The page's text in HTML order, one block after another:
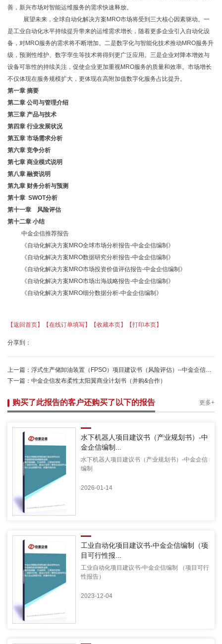
善，新兴市场对智能运维服务的需求快速释放。
展望未来，全球自动化解决方案 MRO市场将受到三大核心因素驱动。一
是工业自动化水平持续提升带来的运维需求增长，随着更多企业引入自动化设
备，对MRO服务的需求将不断增加。二是数字化与智能化技术推动MRO服务升
级，预测性维护、数字孪生等技术将得到更广泛应用。三是企业对降本增效与
设备可靠性的持续关注，促使企业更加重视MRO服务的质量和效率。市场增长
不仅体现在服务规模扩大，更体现在高附加值数字化服务占比提升。
第一章 摘要
第二章 公司与管理介绍
第三章 产品与技术
第四章 行业发展状况
第五章 市场需求分析
第六章 竞争分析
第七章 商业模式说明
第八章 融资说明
第九章 财务分析与预测
第十章 SWOT分析
第十一章 风险评估
第十二章 小结
中金企信推荐报告
《自动化解决方案 MRO全球市场分析报告-中金企信编制》
《自动化解决方案 MRO数据研究分析报告-中金企信编制》
《自动化解决方案 MRO市场投资价值评估报告-中金企信编制》
《自动化解决方案 MRO市场出海战略报告-中金企信编制》
《自动化解决方案 MRO细分数据分析-中金企信编制 》
【返回首页】 【在线订单填写】 【收藏本页】 【打印本页】
分享到：
上一篇： 浮式生产储卸油装置（FPSO）项目建议书（风险评估）--中金企信权威机构编制
下一篇： 中金企信发布柔性太阳翼商业计划书（并购&合作）
购买了此报告的客户还购买了以下的报告 更多+
水下机器人项目建议书（产业规划书）-中
金企信编制...
水下机器人项目建议书（产业规划书）-中金企信
编制
2026-01-14
工业自动化项目建议书-中金企信编制（项
目可行性报...
工业自动化项目建议书-中金企信编制 （项目可行
性报告）
2023-12-04